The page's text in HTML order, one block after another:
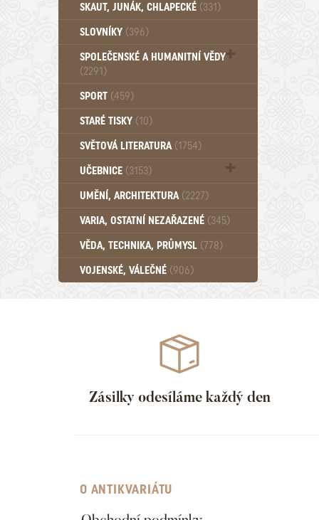
SKAUT, JUNÁK, CHLAPECKÉ (331)
SLOVNÍKY (396)
SPOLEČENSKÉ A HUMANITNÍ VĚDY
(2291)
Pedagogika (191)
Psychologie a osobní rozvoj (760)
SPORT (459)
STARÉ TISKY (10)
SVĚTOVÁ LITERATURA (1754)
UČEBNICE (3153)
Učebnice - Jazykové (1297)
Učebnice - VŠ (259)
Učebnice - ZŠ (556)
Učebnice - Ostatní (499)
UMĚNÍ, ARCHITEKTURA (2227)
VARIA, OSTATNÍ NEZAŘAZENÉ (345)
VĚDA, TECHNIKA, PRŮMYSL (778)
VOJENSKÉ, VÁLEČNÉ (906)
Zásilky odesíláme každý den
O ANTIKVARIÁTU